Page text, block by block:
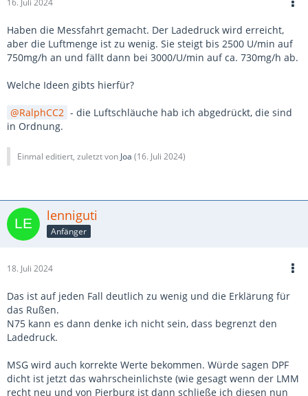
16. Juli 2024
Haben die Messfahrt gemacht. Der Ladedruck wird erreicht,
aber die Luftmenge ist zu wenig. Sie steigt bis 2500 U/min auf
750mg/h an und fällt dann bei 3000/U/min auf ca. 730mg/h ab.
Welche Ideen gibts hierfür?
RalphCC2 - die Luftschläuche hab ich abgedrückt, die sind
in Ordnung.
Einmal editiert, zuletzt von Joa (16. Juli 2024)
lenniguti
Anfänger
18. Juli 2024
Das ist auf jeden Fall deutlich zu wenig und die Erklärung für
das Rußen.
N75 kann es dann denke ich nicht sein, dass begrenzt den
Ladedruck.
MSG wird auch korrekte Werte bekommen. Würde sagen DPF
dicht ist jetzt das wahrscheinlichste (wie gesagt wenn der LMM
recht neu und von Pierburg ist dann schließe ich diesen nun